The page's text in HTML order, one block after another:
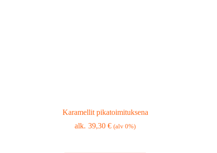
Karamellit pikatoimituksena
39,30€ (alv 0%)